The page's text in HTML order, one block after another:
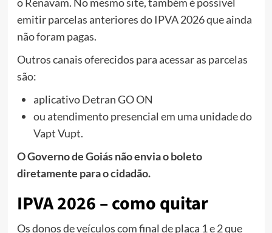
emitir parcelas anteriores do IPVA 2026 que ainda
não foram pagas.
Outros canais oferecidos para acessar as parcelas
são:
aplicativo Detran GO ON
ou atendimento presencial em uma unidade do
Vapt Vupt.
O Governo de Goiás não envia o boleto
diretamente para o cidadão.
IPVA 2026 – como quitar
Os donos de veículos com final de placa 1 e 2 que